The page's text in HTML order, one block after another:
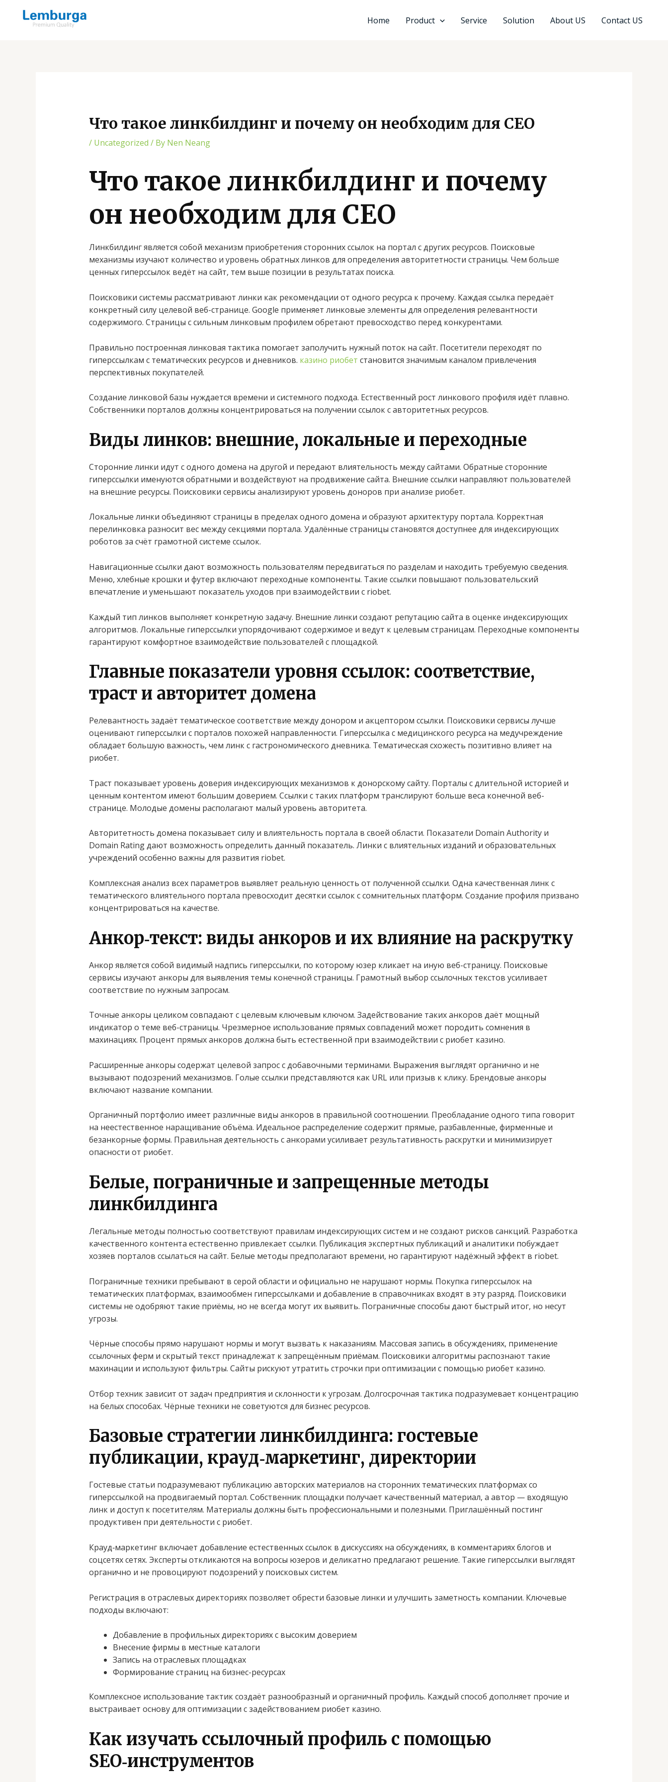
Home Product Service Solution About US Contact US
Что такое линкбилдинг и почему он необходим для СЕО
/ Uncategorized / By Nen Neang
Что такое линкбилдинг и почему
он необходим для СЕО
Линкбилдинг является собой механизм приобретения сторонних ссылок на портал с других ресурсов. Поисковые
механизмы изучают количество и уровень обратных линков для определения авторитетности страницы. Чем больше
ценных гиперссылок ведёт на сайт, тем выше позиции в результатах поиска.
Поисковики системы рассматривают линки как рекомендации от одного ресурса к прочему. Каждая ссылка передаёт
конкретный силу целевой веб-странице. Google применяет линковые элементы для определения релевантности
содержимого. Страницы с сильным линковым профилем обретают превосходство перед конкурентами.
Правильно построенная линковая тактика помогает заполучить нужный поток на сайт. Посетители переходят по
гиперссылкам с тематических ресурсов и дневников. казино риобет становится значимым каналом привлечения
перспективных покупателей.
Создание линковой базы нуждается времени и системного подхода. Естественный рост линкового профиля идёт плавно.
Собственники порталов должны концентрироваться на получении ссылок с авторитетных ресурсов.
Виды линков: внешние, локальные и переходные
Сторонние линки идут с одного домена на другой и передают влиятельность между сайтами. Обратные сторонние
гиперссылки именуются обратными и воздействуют на продвижение сайта. Внешние ссылки направляют пользователей
на внешние ресурсы. Поисковики сервисы анализируют уровень доноров при анализе риобет.
Локальные линки объединяют страницы в пределах одного домена и образуют архитектуру портала. Корректная
перелинковка разносит вес между секциями портала. Удалённые страницы становятся доступнее для индексирующих
роботов за счёт грамотной системе ссылок.
Навигационные ссылки дают возможность пользователям передвигаться по разделам и находить требуемую сведения.
Меню, хлебные крошки и футер включают переходные компоненты. Такие ссылки повышают пользовательский
впечатление и уменьшают показатель уходов при взаимодействии с riobet.
Каждый тип линков выполняет конкретную задачу. Внешние линки создают репутацию сайта в оценке индексирующих
алгоритмов. Локальные гиперссылки упорядочивают содержимое и ведут к целевым страницам. Переходные компоненты
гарантируют комфортное взаимодействие пользователей с площадкой.
Главные показатели уровня ссылок: соответствие,
траст и авторитет домена
Релевантность задаёт тематическое соответствие между донором и акцептором ссылки. Поисковики сервисы лучше
оценивают гиперссылки с порталов похожей направленности. Гиперссылка с медицинского ресурса на медучреждение
обладает большую важность, чем линк с гастрономического дневника. Тематическая схожесть позитивно влияет на
риобет.
Траст показывает уровень доверия индексирующих механизмов к донорскому сайту. Порталы с длительной историей и
ценным контентом имеют большим доверием. Ссылки с таких платформ транслируют больше веса конечной веб-
странице. Молодые домены располагают малый уровень авторитета.
Авторитетность домена показывает силу и влиятельность портала в своей области. Показатели Domain Authority и
Domain Rating дают возможность определить данный показатель. Линки с влиятельных изданий и образовательных
учреждений особенно важны для развития riobet.
Комплексная анализ всех параметров выявляет реальную ценность от полученной ссылки. Одна качественная линк с
тематического влиятельного портала превосходит десятки ссылок с сомнительных платформ. Создание профиля призвано
концентрироваться на качестве.
Анкор‑текст: виды анкоров и их влияние на раскрутку
Анкор является собой видимый надпись гиперссылки, по которому юзер кликает на иную веб-страницу. Поисковые
сервисы изучают анкоры для выявления темы конечной страницы. Грамотный выбор ссылочных текстов усиливает
соответствие по нужным запросам.
Точные анкоры целиком совпадают с целевым ключевым ключом. Задействование таких анкоров даёт мощный
индикатор о теме веб-страницы. Чрезмерное использование прямых совпадений может породить сомнения в
махинациях. Процент прямых анкоров должна быть естественной при взаимодействии с риобет казино.
Расширенные анкоры содержат целевой запрос с добавочными терминами. Выражения выглядят органично и не
вызывают подозрений механизмов. Голые ссылки представляются как URL или призыв к клику. Брендовые анкоры
включают название компании.
Органичный портфолио имеет различные виды анкоров в правильной соотношении. Преобладание одного типа говорит
на неестественное наращивание объёма. Идеальное распределение содержит прямые, разбавленные, фирменные и
безанкорные формы. Правильная деятельность с анкорами усиливает результативность раскрутки и минимизирует
опасности от риобет.
Белые, пограничные и запрещенные методы
линкбилдинга
Легальные методы полностью соответствуют правилам индексирующих систем и не создают рисков санкций. Разработка
качественного контента естественно привлекает ссылки. Публикация экспертных публикаций и аналитики побуждает
хозяев порталов ссылаться на сайт. Белые методы предполагают времени, но гарантируют надёжный эффект в riobet.
Пограничные техники пребывают в серой области и официально не нарушают нормы. Покупка гиперссылок на
тематических платформах, взаимообмен гиперссылками и добавление в справочниках входят в эту разряд. Поисковики
системы не одобряют такие приёмы, но не всегда могут их выявить. Пограничные способы дают быстрый итог, но несут
угрозы.
Чёрные способы прямо нарушают нормы и могут вызвать к наказаниям. Массовая запись в обсуждениях, применение
ссылочных ферм и скрытый текст принадлежат к запрещённым приёмам. Поисковики алгоритмы распознают такие
махинации и используют фильтры. Сайты рискуют утратить строчки при оптимизации с помощью риобет казино.
Отбор техник зависит от задач предприятия и склонности к угрозам. Долгосрочная тактика подразумевает концентрацию
на белых способах. Чёрные техники не советуются для бизнес ресурсов.
Базовые стратегии линкбилдинга: гостевые
публикации, крауд‑маркетинг, директории
Гостевые статьи подразумевают публикацию авторских материалов на сторонних тематических платформах со
гиперссылкой на продвигаемый портал. Собственник площадки получает качественный материал, а автор — входящую
линк и доступ к посетителям. Материалы должны быть профессиональными и полезными. Приглашённый постинг
продуктивен при деятельности с риобет.
Крауд‑маркетинг включает добавление естественных ссылок в дискуссиях на обсуждениях, в комментариях блогов и
соцсетях сетях. Эксперты откликаются на вопросы юзеров и деликатно предлагают решение. Такие гиперссылки выглядят
органично и не провоцируют подозрений у поисковых систем.
Регистрация в отраслевых директориях позволяет обрести базовые линки и улучшить заметность компании. Ключевые
подходы включают:
Добавление в профильных директориях с высоким доверием
Внесение фирмы в местные каталоги
Запись на отраслевых площадках
Формирование страниц на бизнес-ресурсах
Комплексное использование тактик создаёт разнообразный и органичный профиль. Каждый способ дополняет прочие и
выстраивает основу для оптимизации с задействованием риобет казино.
Как изучать ссылочный профиль с помощью
SEO‑инструментов
navigation